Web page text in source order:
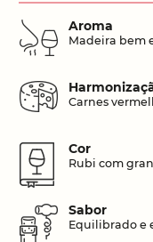
Aroma
Madeira bem
Carnes
Cor
Rubi com
Sabor
Equilibrado e